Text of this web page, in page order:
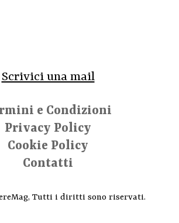
Scrivici una mail
e Condizioni
Privacy Policy
Cookie Policy
Contatti
Tutti i diritti sono riservati.